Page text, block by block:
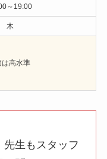
～19:00
木
高水準
生もスタッフ